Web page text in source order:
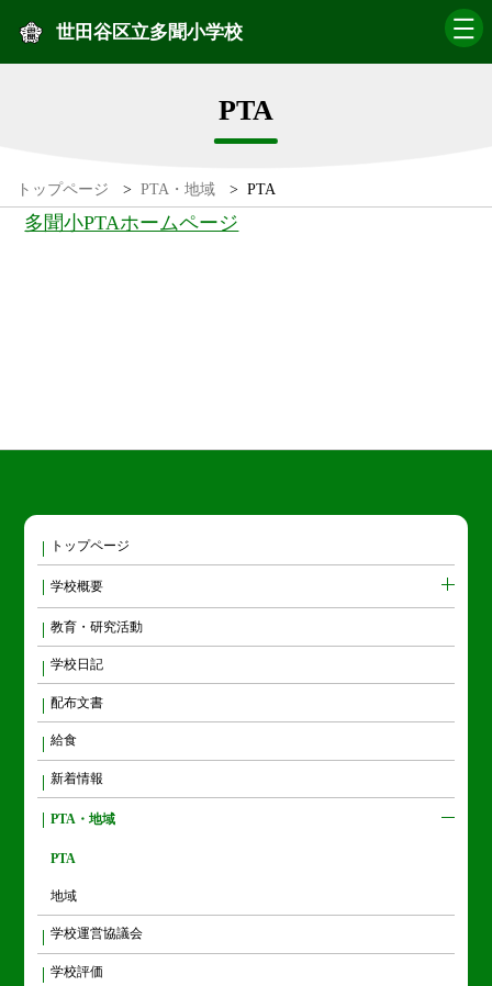
世田谷区立多聞小学校
PTA
トップページ > PTA・地域 > PTA
多聞小PTAホームページ
トップページ
学校概要
教育・研究活動
学校日記
配布文書
給食
新着情報
PTA・地域
PTA
地域
学校運営協議会
学校評価